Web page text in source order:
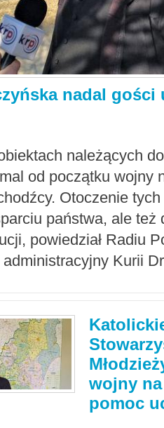
nadal gości
należących
od początku wojny
Otoczenie
państwa, ale też
powiedział Radiu
Kurii
wojny
pomoc